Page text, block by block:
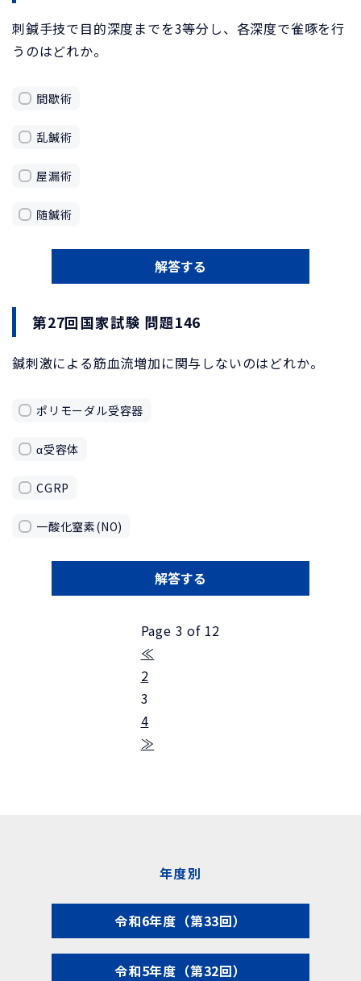
刺鍼手技で目的深度までを3等分し、各深度で雀啄を行
うのはどれか。
間歇術
乱鍼術
屋漏術
随鍼術
解答する
第27回国家試験 問題146
鍼刺激による筋血流増加に関与しないのはどれか。
ポリモーダル受容器
α受容体
CGRP
一酸化窒素(NO)
解答する
Page 3 of 12
≪
2
3
4
≫
年度別
令和6年度（第33回）
令和5年度（第32回）